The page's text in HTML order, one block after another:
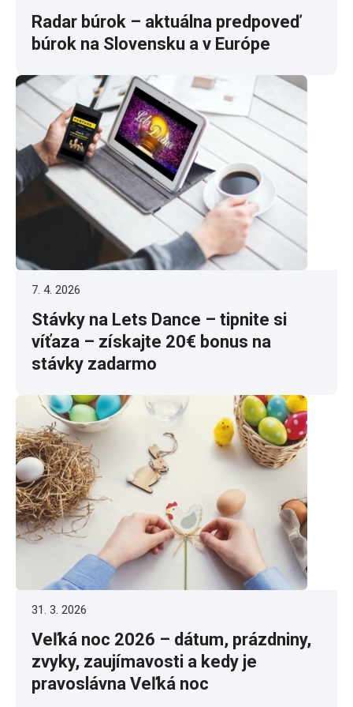
Radar búrok – aktuálna predpoveď
búrok na Slovensku a v Európe
7. 4. 2026
Stávky na Lets Dance – tipnite si
víťaza – získajte 20€ bonus na
stávky zadarmo
31. 3. 2026
Veľká noc 2026 – dátum, prázdniny,
zvyky, zaujímavosti a kedy je
pravoslávna Veľká noc